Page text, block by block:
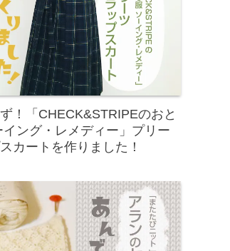
！「CHECK&STRIPEのおと
イング・レメディー」プリー
カートを作りました！